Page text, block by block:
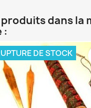
dans la
:
DE STOCK